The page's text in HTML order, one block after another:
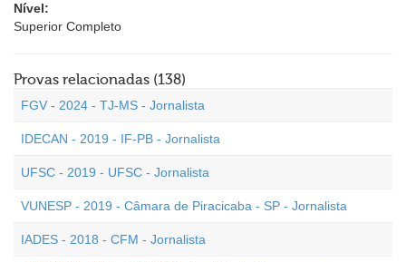
Nível:
Superior Completo
Provas relacionadas (138)
FGV - 2024 - TJ-MS - Jornalista
IDECAN - 2019 - IF-PB - Jornalista
UFSC - 2019 - UFSC - Jornalista
VUNESP - 2019 - Câmara de Piracicaba - SP - Jornalista
IADES - 2018 - CFM - Jornalista